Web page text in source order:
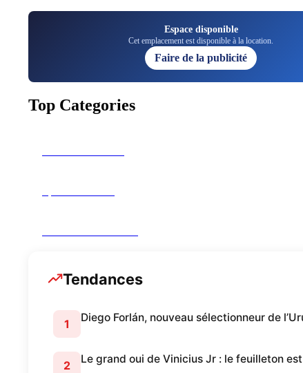
Espace disponible
Cet emplacement est disponible à la location.
Faire de la publicité
Top Categories
Tendances
1 Diego Forlán, nouveau sélectionneur de
2 Le grand oui de Vinicius Jr : le feuilleton